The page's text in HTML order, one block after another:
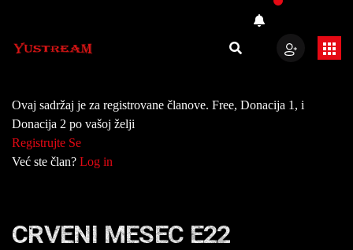
Ovaj sadržaj je za registrovane članove. Free, Donacija 1, i
Donacija 2 po vašoj želji
Registrujte Se
Već ste član? Log in
CRVENI MESEC E22